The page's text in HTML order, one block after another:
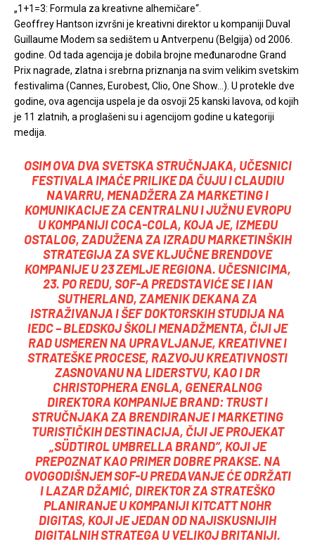
„1+1=3: Formula za kreativne alhemičare“.
Geoffrey Hantson izvršni je kreativni direktor u kompaniji Duval
Guillaume Modem sa sedištem u Antverpenu (Belgija) od 2006.
godine. Od tada agencija je dobila brojne međunarodne Grand
Prix nagrade, zlatna i srebrna priznanja na svim velikim svetskim
festivalima (Cannes, Eurobest, Clio, One Show…). U protekle dve
godine, ova agencija uspela je da osvoji 25 kanski lavova, od kojih
je 11 zlatnih, a proglašeni su i agencijom godine u kategoriji
medija.
OSIM OVA DVA SVETSKA STRUČNJAKA, UČESNICI
FESTIVALA IMAĆE PRILIKE DA ČUJU I CLAUDIU
NAVARRU, MENADŽERA ZA MARKETING I
KOMUNIKACIJE ZA CENTRALNU I JUŽNU EVROPU
U KOMPANIJI COCA-COLA, KOJA JE, IZMEĐU
OSTALOG, ZADUŽENA ZA IZRADU MARKETINŠKIH
STRATEGIJA ZA SVE KLJUČNE BRENDOVE
KOMPANIJE U 23 ZEMLJE REGIONA. UČESNICIMA,
23. PO REDU, SOF-A PREDSTAVIĆE SE I IAN
SUTHERLAND, ZAMENIK DEKANA ZA
ISTRAŽIVANJA I ŠEF DOKTORSKIH STUDIJA NA
IEDC – BLEDSKOJ ŠKOLI MENADŽMENTA, ČIJI JE
RAD USMEREN NA UPRAVLJANJE, KREATIVNE I
STRATEŠKE PROCESE, RAZVOJU KREATIVNOSTI
ZASNOVANU NA LIDERSTVU, KAO I DR
CHRISTOPHERA ENGLA, GENERALNOG
DIREKTORA KOMPANIJE BRAND: TRUST I
STRUČNJAKA ZA BRENDIRANJE I MARKETING
TURISTIČKIH DESTINACIJA, ČIJI JE PROJEKAT
„SÜDTIROL UMBRELLA BRAND“, KOJI JE
PREPOZNAT KAO PRIMER DOBRE PRAKSE. NA
OVOGODIŠNJEM SOF-U PREDAVANJE ĆE ODRŽATI
I LAZAR DŽAMIĆ, DIREKTOR ZA STRATEŠKO
PLANIRANJE U KOMPANIJI KITCATT NOHR
DIGITAS, KOJI JE JEDAN OD NAJISKUSNIJIH
DIGITALNIH STRATEGA U VELIKOJ BRITANIJI.